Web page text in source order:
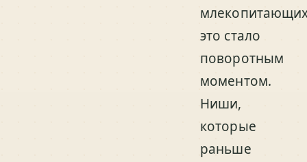
это стало
поворотным
моментом.
Ниши,
которые
раньше